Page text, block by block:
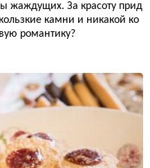
жаждущих. За красоту прид
камни и никакой ко
романтику?